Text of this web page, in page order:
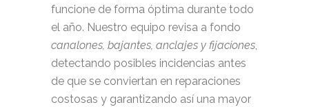
funcione de forma óptima durante todo
el año. Nuestro equipo revisa a fondo
canalones, bajantes, anclajes y fijaciones,
detectando posibles incidencias antes
de que se conviertan en reparaciones
costosas y garantizando así una mayor